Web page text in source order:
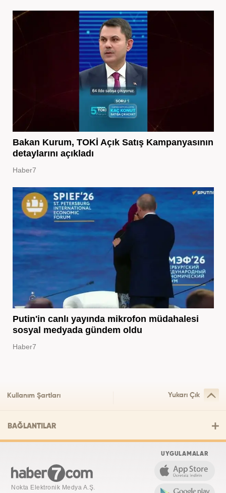
Bakan Kurum, TOKİ Açık Satış Kampanyasının
detaylarını açıkladı
Haber7
Putin'in canlı yayında mikrofon müdahalesi
sosyal medyada gündem oldu
Haber7
Kullanım Şartları Yukarı Çık
BAĞLANTILAR
Nokta Elektronik Medya A.Ş.
UYGULAMALAR